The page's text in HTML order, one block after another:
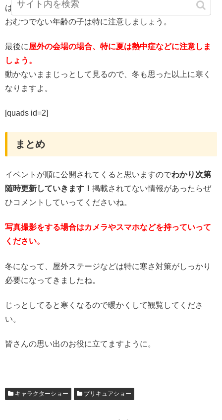
は会場によります。
おむつでない年齢の子は特に注意しましょう。
最後に屋外の会場の場合、特に夏は熱中症などに注意しま
しょう。
動かないままじっとして見るので、冬も思った以上に寒く
なりますよ。
[quads id=2]
まとめ
イベントが順に公開されてくると思いますのでわかり次第
随時更新していきます！ 掲載されてない情報があったらぜ
ひコメントしていってくださいね。
写真撮影をする場合はカメラやスマホなどを持っていって
ください。
冬になって、屋外ステージなどは特に寒さ対策がしっかり
必要になってきましたね。
じっとしてると寒くなるので暖かくして観覧してくださ
い。
皆さんの思い出のお役に立てますように。
キャラクターショー プリキュアショー